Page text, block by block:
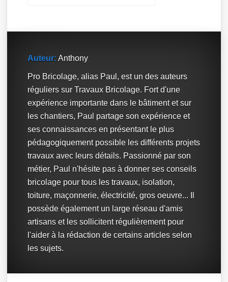
Auteur: Anthony
Pro Bricolage, alias Paul, est un des auteurs
réguliers sur Travaux Bricolage. Fort d'une
expérience importante dans le bâtiment et sur
les chantiers, Paul partage son expérience et
ses connaissances en présentant le plus
pédagogiquement possible les différents projets
travaux avec leurs détails. Passionné par son
métier, Paul n'hésite pas à donner ses conseils
bricolage pour tous les travaux, isolation,
toiture, maçonnerie, électricité, gros oeuvre... Il
possède également un large réseau d'amis
artisans et les sollicitent régulièrement pour
l'aider à la rédaction de certains articles selon
les sujets.